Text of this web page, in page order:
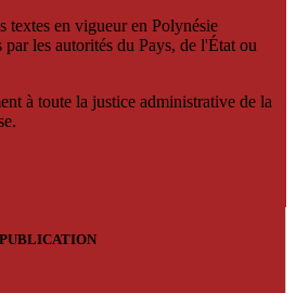
textes en vigueur en Polynésie
par les autorités du Pays, de l'État ou
à toute la justice administrative de la